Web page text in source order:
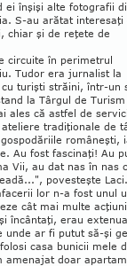
ei înşişi alte fo­to­grafii
S-au arătat interesaţi
chiar şi de reţete de
circuite în pe­rimetrul
Tudor era jurnalist la
turişti străini, într-un
la Târgul de
ales că astfel de
tradiţionale de
româneşti,
Au fost fas­cinaţi! Au
Vii, au dat nas în nas
povesteşte Laci.
lor n-a fost unul
cât mai multe
încântaţi, erau
unde ar fi putut să-şi
casa bunicii mele
amenajat doar